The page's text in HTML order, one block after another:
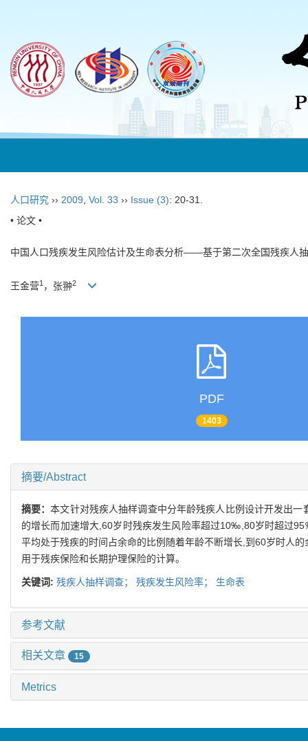
人口研究 ›› 2009 Vol. 33 ›› Issue (3): 20-31.
• 论文 •
中国人口残疾发生风险估计及生命表分析——基于第二次全国残疾人
王金营1 ，张翀2
PDF
1403
摘要/Abstract
摘要：本文针对残疾人抽样调查中分年龄残疾人比例设计开发出
的增长而加速增大,60岁时残疾发生风险率超过10‰,80岁时超过
平均处于残疾的时间占余命的比例随着年龄不断增长,到60岁时人
用于残疾保险和长期护理保险的计算。
关键词: 残疾人抽样调查； 残疾发生风险率； 生命表
参考文献
相关文章 15
Metrics